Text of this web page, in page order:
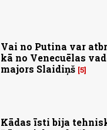
Vai no Putina var
kā no Venecuēlas
majors Slaidiņš 5
Kādas īsti bija